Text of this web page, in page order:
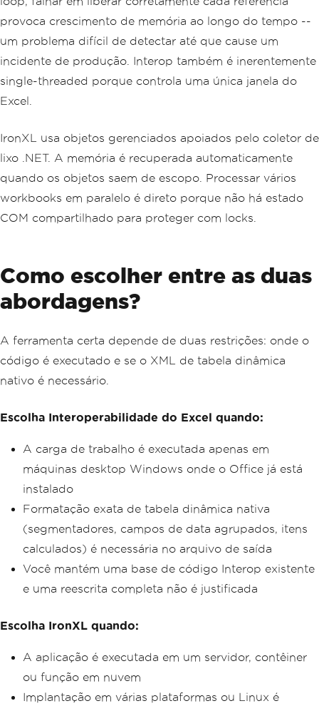
provoca crescimento de memória ao longo do tempo --
um problema difícil de detectar até que cause um
incidente de produção. Interop também é inerentemente
single-threaded porque controla uma única janela do
Excel.
IronXL usa objetos gerenciados apoiados pelo coletor de
lixo .NET. A memória é recuperada automaticamente
quando os objetos saem de escopo. Processar vários
workbooks em paralelo é direto porque não há estado
COM compartilhado para proteger com locks.
Como escolher entre as duas
abordagens?
A ferramenta certa depende de duas restrições: onde o
código é executado e se o XML de tabela dinâmica
nativo é necessário.
Escolha Interoperabilidade do Excel quando:
A carga de trabalho é executada apenas em
máquinas desktop Windows onde o Office já está
instalado
Formatação exata de tabela dinâmica nativa
(segmentadores, campos de data agrupados, itens
calculados) é necessária no arquivo de saída
Você mantém uma base de código Interop existente
e uma reescrita completa não é justificada
Escolha IronXL quando:
A aplicação é executada em um servidor, contêiner
ou função em nuvem
Implantação em várias plataformas ou Linux é